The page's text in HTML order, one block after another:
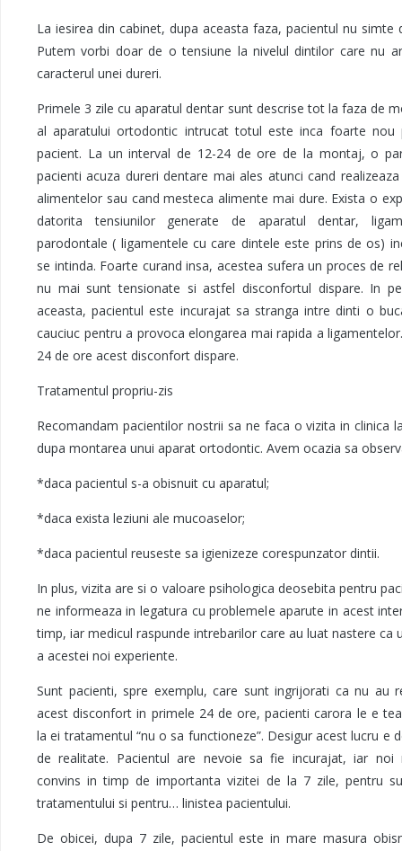
La iesirea din cabinet, dupa aceasta faza, pacientul nu simte
Putem vorbi doar de o tensiune la nivelul dintilor care nu
caracterul unei dureri.
Primele 3 zile cu aparatul dentar sunt descrise tot la faza de
al aparatului ortodontic intrucat totul este inca foarte nou
pacient. La un interval de 12-24 de ore de la montaj, o
pacienti acuza dureri dentare mai ales atunci cand realizeaza
alimentelor sau cand mesteca alimente mai dure. Exista o
datorita tensiunilor generate de aparatul dentar,
parodontale ( ligamentele cu care dintele este prins de os)
se intinda. Foarte curand insa, acestea sufera un proces de
nu mai sunt tensionate si astfel disconfortul dispare. In
aceasta, pacientul este incurajat sa stranga intre dinti o
cauciuc pentru a provoca elongarea mai rapida a
24 de ore acest disconfort dispare.
Tratamentul propriu-zis
Recomandam pacientilor nostrii sa ne faca o vizita in clinica
dupa montarea unui aparat ortodontic. Avem ocazia sa
*daca pacientul s-a obisnuit cu aparatul;
*daca exista leziuni ale mucoaselor;
*daca pacientul reuseste sa igienizeze corespunzator dintii.
In plus, vizita are si o valoare psihologica deosebita pentru
ne informeaza in legatura cu problemele aparute in acest
timp, iar medicul raspunde intrebarilor care au luat nastere ca
a acestei noi experiente.
Sunt pacienti, spre exemplu, care sunt ingrijorati ca nu au
acest disconfort in primele 24 de ore, pacienti carora le e
la ei tratamentul “nu o sa functioneze”. Desigur acest lucru e
de realitate. Pacientul are nevoie sa fie incurajat, iar noi
convins in timp de importanta vizitei de la 7 zile, pentru
tratamentului si pentru… linistea pacientului.
De obicei, dupa 7 zile, pacientul este in mare masura